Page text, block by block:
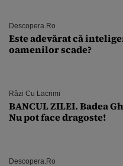
Descopera.ro
Este adevărat că
oamenilor scade?
Râzi Cu Lacrimi
BANCUL ZILEI. Badea
Nu pot face dragoste!
Descopera.ro